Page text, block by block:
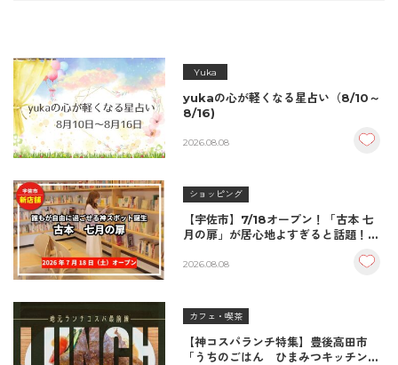
Yuka
yukaの心が軽くなる星占い（8/10～
8/16)
2026.08.08
ショッピング
【宇佐市】7/18オープン！「古本 七
月の扉」が居心地よすぎると話題！絶
至福の読書空間
2026.08.08
カフェ・喫茶
【神コスパランチ特集】豊後高田市
「うちのごはん ひまみつキッチン」